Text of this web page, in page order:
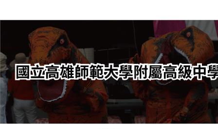
轉
要
內
容